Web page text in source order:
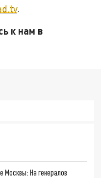
.
к нам в
Москвы: На генералов